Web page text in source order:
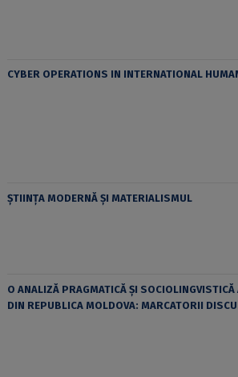
CYBER OPERATIONS IN INTERNATIONAL
ȘTIINȚA MODERNĂ ȘI MATERIALISMUL
O ANALIZĂ PRAGMATICĂ ȘI SOCIOLINGVISTICĂ
DIN REPUBLICA MOLDOVA: MARCATORII